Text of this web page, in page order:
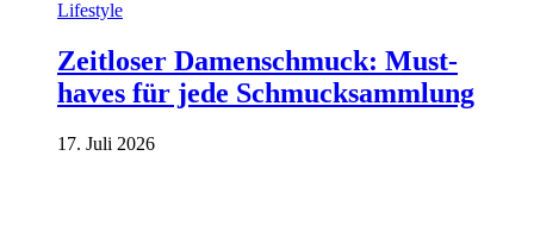
Lifestyle
Zeitloser Damenschmuck: Must-
haves für jede Schmucksammlung
17. Juli 2026